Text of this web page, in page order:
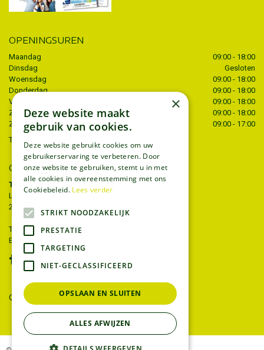
OPENINGSUREN
Maandag
09:00 - 18:00
Dinsdag
Gesloten
Woensdag
09:00 - 18:00
Donderdag
09:00 - 18:00
Vrijdag
09:00 - 18:00
Zaterdag
09:00 - 18:00
Zondag
09:00 - 17:00
Toon alle openingstijden
CONTACT
Tuincentrum Thiels
Liersesteenweg 68
2221 Heist-op-den-berg
T.
015 22 27 52
E.
GEEF UW MENING
×
Deze website maakt
gebruik van cookies.
Deze website gebruikt cookies om uw
gebruikerservaring te verbeteren. Door
onze website te gebruiken, stemt u in met
alle cookies in overeenstemming met ons
Cookiebeleid. Lees verder
STRIKT NOODZAKELIJK
PRESTATIE
TARGETING
NIET-GECLASSIFICEERD
OPSLAAN EN SLUITEN
ALLES AFWIJZEN